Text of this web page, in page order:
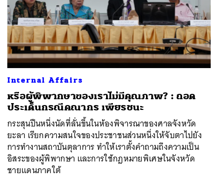
Internal Affairs
หรือผู้พิพากษาของเราไม่มีคุณภาพ? : ถอด
ประเด็นกรณีคณากร เพียรชนะ
กระสุนปืนหนึ่งนัดที่ลั่นขึ้นในห้องพิจารณาของศาลจังหวัด
ยะลา เรียกความสนใจของประชาชนส่วนหนึ่งให้จับตาไปยัง
การทำงานสถาบันตุลาการ ทำให้เราตั้งคำถามถึงความเป็น
อิสระของผู้พิพากษา และการใช้กฎหมายพิเศษในจังหวัด
ชายแดนภาคใต้
SHARE TWEET LINE EMAIL